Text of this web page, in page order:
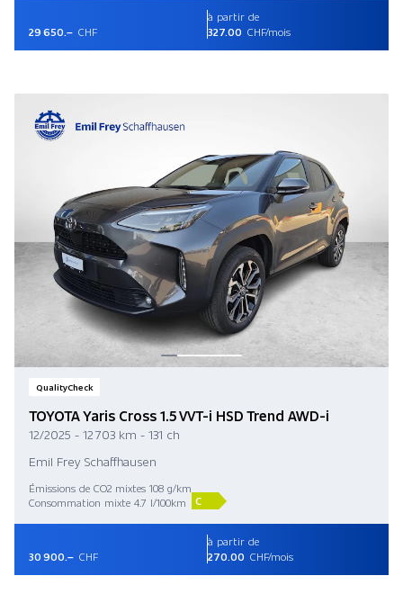
29 650.– CHF
à partir de
327.00 CHF/mois
QualityCheck
TOYOTA Yaris Cross 1.5 VVT-i HSD Trend AWD-i
12/2025 - 12 703 km - 131 ch
Emil Frey Schaffhausen
Émissions de CO2 mixtes 108 g/km
Consommation mixte 4.7 l/100km
C
30 900.– CHF
à partir de
270.00 CHF/mois